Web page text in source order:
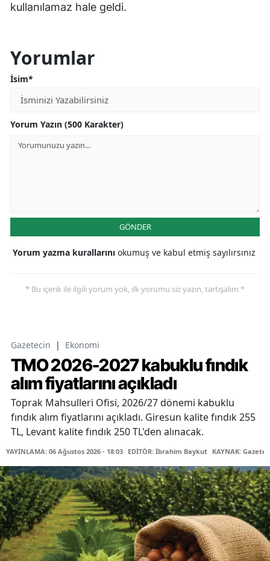
kullanılamaz hale geldi.
Yorumlar
İsim*
Yorum Yazın (500 Karakter)
GÖNDER
Yorum yazma kurallarını okumuş ve kabul etmiş sayılırsınız
* Bu içerik ile ilgili yorum yok, ilk yorumu siz yazın, tartışalım *
Gazetecin | Ekonomi
TMO 2026-2027 kabuklu fındık
alım fiyatlarını açıkladı
Toprak Mahsulleri Ofisi, 2026/27 dönemi kabuklu
fındık alım fiyatlarını açıkladı. Giresun kalite fındık 255
TL, Levant kalite fındık 250 TL'den alınacak.
YAYINLAMA: 06 Ağustos 2026 - 18:03 EDİTÖR: İbrahim Baykut KAYNAK: